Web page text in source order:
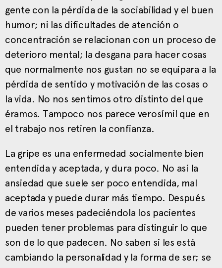
gente con la pérdida de la sociabilidad y el buen
humor; ni las dificultades de atención o
concentración se relacionan con un proceso de
deterioro mental; la desgana para hacer cosas
que normalmente nos gustan no se equipara a la
pérdida de sentido y motivación de las cosas o
la vida. No nos sentimos otro distinto del que
éramos. Tampoco nos parece verosímil que en
el trabajo nos retiren la confianza.
La gripe es una enfermedad socialmente bien
entendida y aceptada, y dura poco. No así la
ansiedad que suele ser poco entendida, mal
aceptada y puede durar más tiempo. Después
de varios meses padeciéndola los pacientes
pueden tener problemas para distinguir lo que
son de lo que padecen. No saben si les está
cambiando la personalidad y la forma de ser; se